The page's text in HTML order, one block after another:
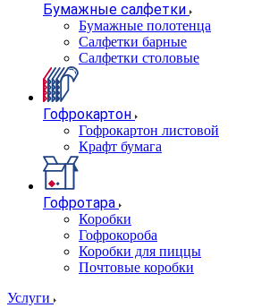
Бумажные салфетки
Бумажные полотенца
Салфетки барные
Салфетки столовые
Гофрокартон
Гофрокартон листовой
Крафт бумага
Гофротара
Коробки
Гофрокороба
Коробки для пиццы
Почтовые коробки
Услуги